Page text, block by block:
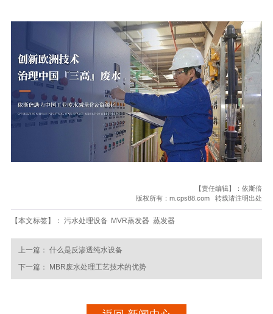
【责任编辑】：依斯倍
版权所有：m.cps88.com 转载请注明出处
【本文标签】： 污水处理设备 MVR蒸发器 蒸发器
上一篇： 什么是反渗透纯水设备
下一篇： MBR废水处理工艺技术的优势